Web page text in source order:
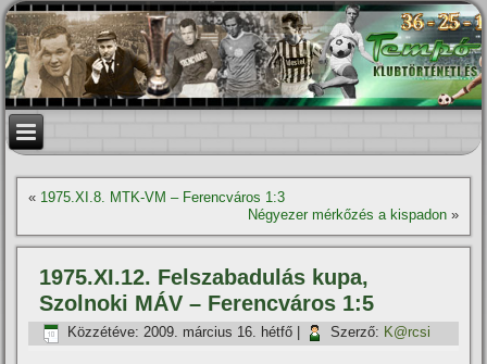
« 1975.XI.8. MTK-VM – Ferencváros 1:3
Négyezer mérkőzés a kispadon»
1975.XI.12. Felszabadulás kupa,
Szolnoki MÁV – Ferencváros 1:5
Közzétéve: 2009. március 16. hétfő Szerző: K@rcsi